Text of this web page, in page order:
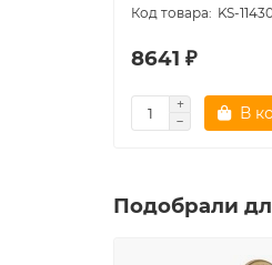
KS-
8641 ₽
В
Подобрали